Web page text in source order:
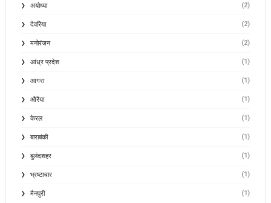
अयोध्या (2)
देवरिया (2)
मनोरंजन (2)
आंध्र प्रदेश (1)
आगरा (1)
औरैया (1)
केरल (1)
बाराबंकी (1)
बुलंदशहर (1)
भ्रष्टाचार (1)
मैनपुरी (1)